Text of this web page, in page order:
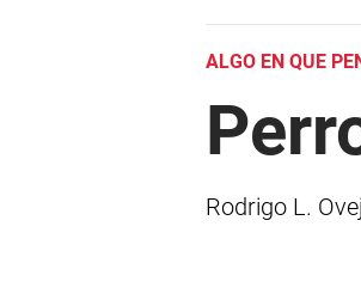
ALGO EN QUE
Rodrigo L.